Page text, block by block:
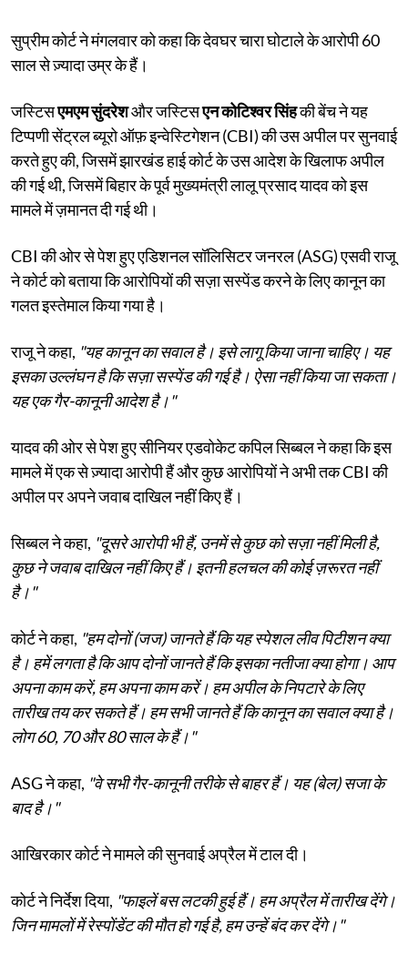
सुप्रीम कोर्ट ने मंगलवार को कहा कि देवघर चारा घोटाले के आरोपी 60
साल से ज़्यादा उम्र के हैं।
जस्टिसएमएम सुंदरेशऔर जस्टिसएन कोटिश्वर सिंहकी बेंच ने यह
टिप्पणी सेंट्रल ब्यूरो ऑफ़ इन्वेस्टिगेशन (CBI) की उस अपील पर सुनवाई
करते हुए की, जिसमें झारखंड हाई कोर्ट के उस आदेश के खिलाफ अपील
की गई थी, जिसमें बिहार के पूर्व मुख्यमंत्री लालू प्रसाद यादव को इस
मामले में ज़मानत दी गई थी।
CBI की ओर से पेश हुए एडिशनल सॉलिसिटर जनरल (ASG) एसवी राजू
ने कोर्ट को बताया कि आरोपियों की सज़ा सस्पेंड करने के लिए कानून का
गलत इस्तेमाल किया गया है।
राजू ने कहा, "यह कानून का सवाल है। इसे लागू किया जाना चाहिए। यह
इसका उल्लंघन है कि सज़ा सस्पेंड की गई है। ऐसा नहीं किया जा सकता।
यह एक गैर-कानूनी आदेश है।"
यादव की ओर से पेश हुए सीनियर एडवोकेट कपिल सिब्बल ने कहा कि इस
मामले में एक से ज़्यादा आरोपी हैं और कुछ आरोपियों ने अभी तक CBI की
अपील पर अपने जवाब दाखिल नहीं किए हैं।
सिब्बल ने कहा, "दूसरे आरोपी भी हैं, उनमें से कुछ को सज़ा नहीं मिली है,
कुछ ने जवाब दाखिल नहीं किए हैं। इतनी हलचल की कोई ज़रूरत नहीं
है।"
कोर्ट ने कहा, "हम दोनों (जज) जानते हैं कि यह स्पेशल लीव पिटीशन क्या
है। हमें लगता है कि आप दोनों जानते हैं कि इसका नतीजा क्या होगा। आप
अपना काम करें, हम अपना काम करें। हम अपील के निपटारे के लिए
तारीख तय कर सकते हैं। हम सभी जानते हैं कि कानून का सवाल क्या है।
लोग 60, 70 और 80 साल के हैं।"
ASG ने कहा, "वे सभी गैर-कानूनी तरीके से बाहर हैं। यह (बेल) सजा के
बाद है।"
आखिरकार कोर्ट ने मामले की सुनवाई अप्रैल में टाल दी।
कोर्ट ने निर्देश दिया, "फाइलें बस लटकी हुई हैं। हम अप्रैल में तारीख देंगे।
जिन मामलों में रेस्पोंडेंट की मौत हो गई है, हम उन्हें बंद कर देंगे।"